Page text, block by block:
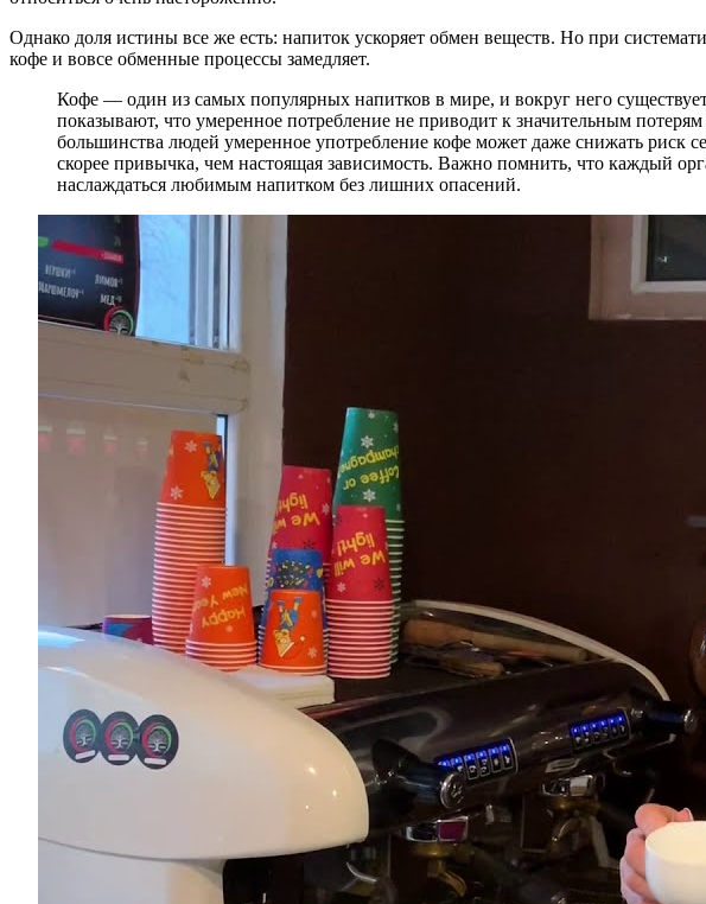
Однако доля истины все же есть: напиток ускоряет обмен веществ. Но при
кофе и вовсе обменные процессы замедляет.
Кофе — один из самых популярных напитков в мире, и вокруг него
показывают, что умеренное потребление не приводит к значительным
большинства людей умеренное употребление кофе может даже снижать риск
скорее привычка, чем настоящая зависимость. Важно помнить, что каждый
наслаждаться любимым напитком без лишних опасений.